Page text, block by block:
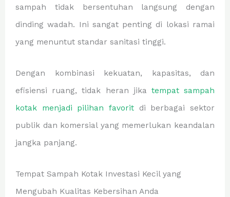
sampah tidak bersentuhan langsung dengan
dinding wadah. Ini sangat penting di lokasi ramai
yang menuntut standar sanitasi tinggi.
Dengan kombinasi kekuatan, kapasitas, dan
efisiensi ruang, tidak heran jika tempat sampah
kotak menjadi pilihan favorit di berbagai sektor
publik dan komersial yang memerlukan keandalan
jangka panjang.
Tempat Sampah Kotak Investasi Kecil yang
Mengubah Kualitas Kebersihan Anda